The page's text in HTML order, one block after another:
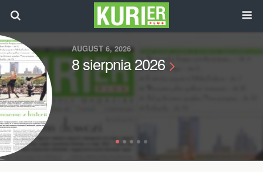
AUGUST 6, 2026
8 sierpnia 2026